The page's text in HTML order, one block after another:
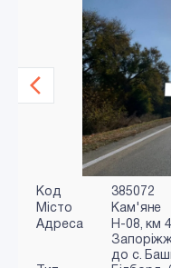
Код
385072
Місто
Кам'яне
Адреса
Н-08, км
до с.